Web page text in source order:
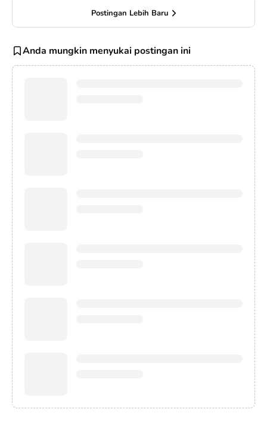
Postingan Lebih Baru
Anda mungkin menyukai postingan ini